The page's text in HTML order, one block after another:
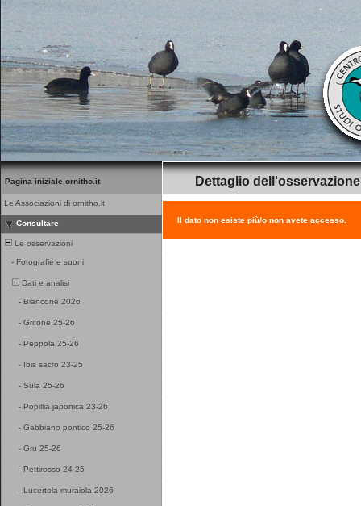
Pagina iniziale ornitho.it
Le Associazioni di ornitho.it
Consultare
Le osservazioni
- Fotografie e suoni
Dati e analisi
- Biancone 2026
- Grifone 25-26
- Peppola 25-26
- Ibis sacro 23-25
- Sula 25-26
- Popillia japonica 23-26
- Gabbiano pontico 25-26
- Gru 25-26
- Pettirosso 24-25
- Lucertola muraiola 2026
Dettaglio dell'osservazione
Il dato non esiste più/o non avete accesso.